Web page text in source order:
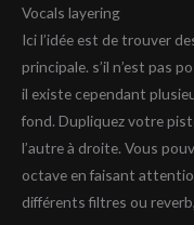
Vocals layering
Ici l’idée est de trouver
principale. s’il n’est pas
il existe cependant
fond. Dupliquez votre
l’autre à droite. Vous
octave en faisant
différents filtres ou